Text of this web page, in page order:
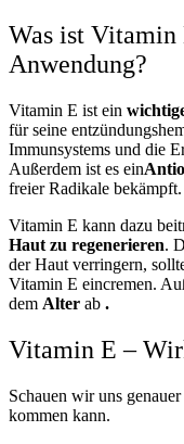
Was ist Vitamin
Anwendung?
Vitamin E ist ein
für seine
Immunsystems und die
Außerdem ist es ein
freier Radikale bekämpft.
Vitamin E kann dazu
Haut zu regenerieren.
der Haut verringern,
Vitamin E eincremen.
dem Alter ab .
Vitamin E –
Schauen wir uns
kommen kann.